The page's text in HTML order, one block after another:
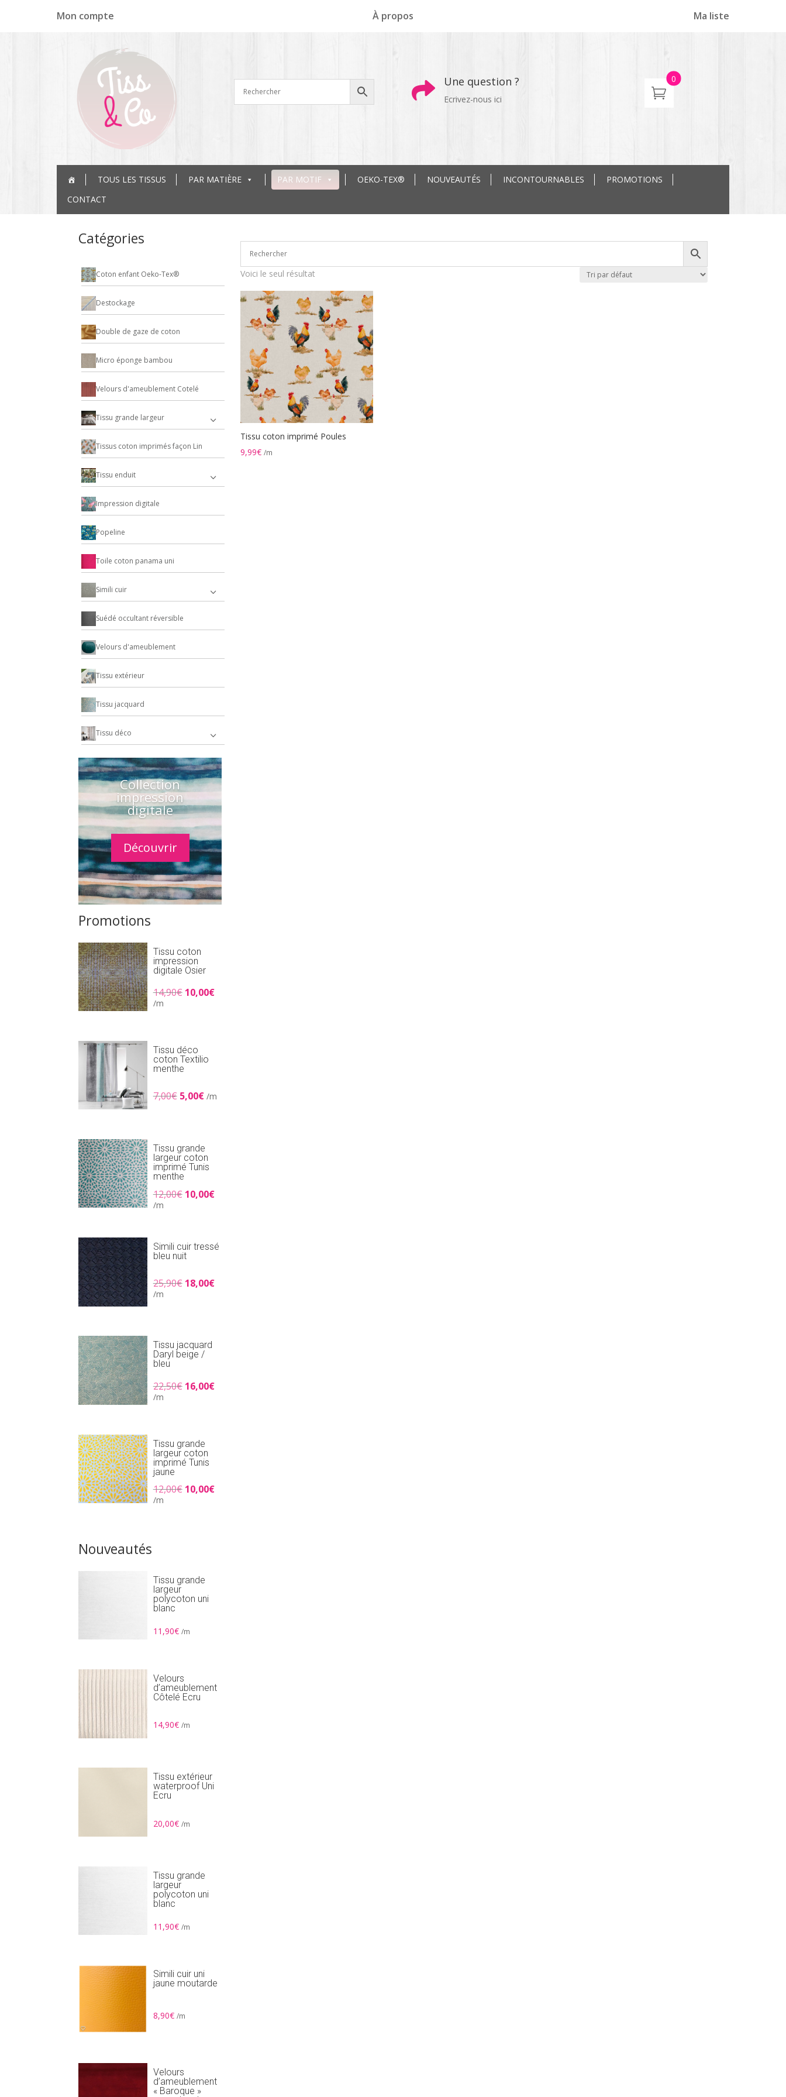
Mon compte À propos Ma liste
 Une question ?
Ecrivez-nous ici
0
TOUS LES TISSUS PAR MATIÈRE PAR MOTIF OEKO-TEX® NOUVEAUTÉS INCONTOURNABLES
PROMOTIONS
CONTACT
Catégories
Coton enfant Oeko-Tex®
Destockage
Double de gaze de coton
Micro éponge bambou
Velours d'ameublement Cotelé
Tissu grande largeur
Tissus coton imprimés façon Lin
Tissu enduit
Impression digitale
Popeline
Toile coton panama uni
Simili cuir
Suédé occultant réversible
Velours d'ameublement
Tissu extérieur
Tissu jacquard
Tissu déco
Collection
impression
digitale
Découvrir
Promotions
Tissu coton
impression
digitale Osier
14,90€ Le
10,00€Le
/m
Tissu déco
coton Textilio
menthe
7,00€ Le
5,00€Le
/m
Tissu grande
largeur coton
imprimé Tunis
menthe
12,00€ Le
10,00€Le
/m
Simili cuir tressé
bleu nuit
25,90€ Le
18,00€Le
/m
Tissu jacquard
Daryl beige /
bleu
22,50€ Le
16,00€Le
/m
Tissu grande
largeur coton
imprimé Tunis
jaune
12,00€ Le
10,00€Le
/m
Nouveautés
Tissu grande
largeur
polycoton uni
blanc
11,90€ /m
Velours
d’ameublement
Côtelé Ecru
14,90€ /m
Tissu extérieur
waterproof Uni
Ecru
20,00€ /m
Tissu grande
largeur
polycoton uni
blanc
11,90€ /m
Simili cuir uni
jaune moutarde
8,90€ /m
Velours
d’ameublement
« Baroque »
Voici le seul résultat
Tissu coton imprimé Poules
9,99€ /m